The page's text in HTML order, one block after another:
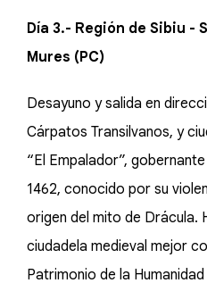
Día 3.- Región de Sibiu -
Mures (PC)
Desayuno y salida en
Cárpatos Transilvanos, y
“El Empalador”,
1462, conocido por su
origen del mito de Drácula.
ciudadela medieval mejor
Patrimonio de la